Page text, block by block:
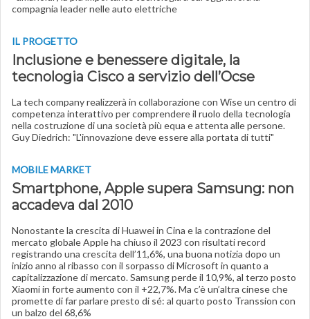
compagnia leader nelle auto elettriche
IL PROGETTO
Inclusione e benessere digitale, la
tecnologia Cisco a servizio dell’Ocse
La tech company realizzerà in collaborazione con Wise un centro di
competenza interattivo per comprendere il ruolo della tecnologia
nella costruzione di una società più equa e attenta alle persone.
Guy Diedrich: "L'innovazione deve essere alla portata di tutti"
MOBILE MARKET
Smartphone, Apple supera Samsung: non
accadeva dal 2010
Nonostante la crescita di Huawei in Cina e la contrazione del
mercato globale Apple ha chiuso il 2023 con risultati record
registrando una crescita dell’11,6%, una buona notizia dopo un
inizio anno al ribasso con il sorpasso di Microsoft in quanto a
capitalizzazione di mercato. Samsung perde il 10,9%, al terzo posto
Xiaomi in forte aumento con il +22,7%. Ma c’è un’altra cinese che
promette di far parlare presto di sé: al quarto posto Transsion con
un balzo del 68,6%